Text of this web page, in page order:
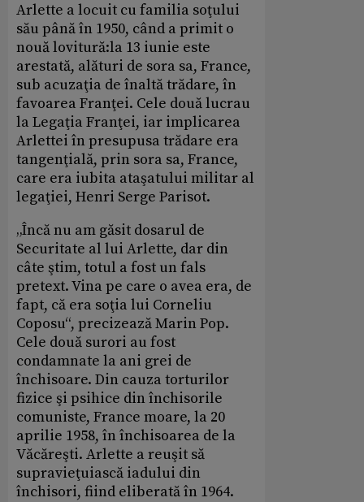
Arlette a locuit cu familia soţului
său până în 1950, când a primit o
nouă lovitură:la 13 iunie este
arestată, alături de sora sa, France,
sub acuzaţia de înaltă trădare, în
favoarea Franţei. Cele două lucrau
la Legaţia Franţei, iar implicarea
Arlettei în presupusa trădare era
tangenţială, prin sora sa, France,
care era iubita ataşatului militar al
legaţiei, Henri Serge Parisot.
„Încă nu am găsit dosarul de
Securitate al lui Arlette, dar din
câte ştim, totul a fost un fals
pretext. Vina pe care o avea era, de
fapt, că era soţia lui Corneliu
Coposu“, precizează Marin Pop.
Cele două surori au fost
condamnate la ani grei de
închisoare. Din cauza torturilor
fizice şi psihice din închisorile
comuniste, France moare, la 20
aprilie 1958, în închisoarea de la
Văcăreşti. Arlette a reuşit să
supravieţuiască iadului din
închisori, fiind eliberată în 1964.